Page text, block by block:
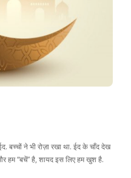
बच्चों ने भी रोज़ा रखा था. ईद के चाँद देख
हम “बचें” है, शायद इस लिए हम खुश है.